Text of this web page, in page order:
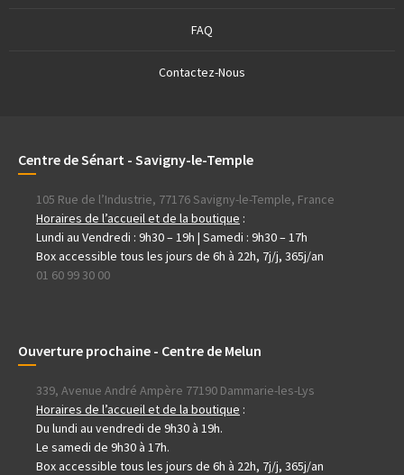
FAQ
Contactez-Nous
Centre de Sénart - Savigny-le-Temple
105 Rue de l’Industrie, 77176 Savigny-le-Temple, France
Horaires de l’accueil et de la boutique :
Lundi au Vendredi : 9h30 – 19h | Samedi : 9h30 – 17h
Box accessible tous les jours de 6h à 22h, 7j/j, 365j/an
01 60 99 30 00
Ouverture prochaine - Centre de Melun
339, Avenue André Ampère 77190 Dammarie-les-Lys
Horaires de l’accueil et de la boutique :
Du lundi au vendredi de 9h30 à 19h.
Le samedi de 9h30 à 17h.
Box accessible tous les jours de 6h à 22h, 7j/j, 365j/an